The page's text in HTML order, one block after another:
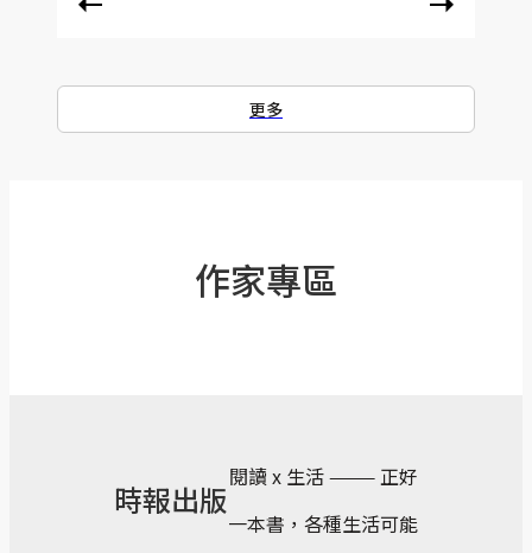
更多
作家專區
時報出版
閱讀 x 生活 ——— 正好
一本書，各種生活可能